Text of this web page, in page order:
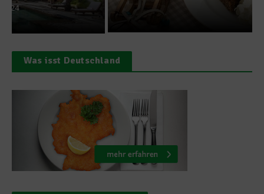
Was isst Deutschland